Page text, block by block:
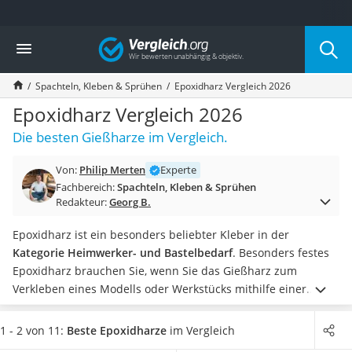
Die beliebtesten Vergleiche nach Kategorie
Baumarkt
Tresor feuerfest
Makita-Akku-Rasenmäher
Kappsäge
Smartes Türschloss
Akku-Rasentrimmer
Split-Klimaanlage 2 Innengeräte
Pelletofen
Tiefbrunnenpumpe
Fliesenschneider
Hochdruckreiniger
Doppelschleifer
Überwachungskamera
Benzinrasenmäher mit Elektrostart
Vergleich
Spachteln, Kleben & Sprühen Epoxidharz Vergleich 2026
Epoxidharz Vergleich 2026
Die besten Gießharze im Vergleich.
Von: Philip Merten
Experte
Fachbereich:Spachteln, Kleben & Sprühen
Redakteur:Georg B.
Epoxidharz ist ein besonders beliebter Kleber in der
Kategorie Heimwerker- und Bastelbedarf. Besonders festes
Epoxidharz brauchen Sie, wenn Sie das Gießharz zum
Verkleben eines Modells oder Werkstücks mithilfe einer
Einhandzwingenutzen.Wählen Sie jetzt aus unserer
Vergleichstabelle ein Epoxidharz aus,das geruchsneutral,
1 - 2 von 11: Beste Epoxidharze im Vergleich